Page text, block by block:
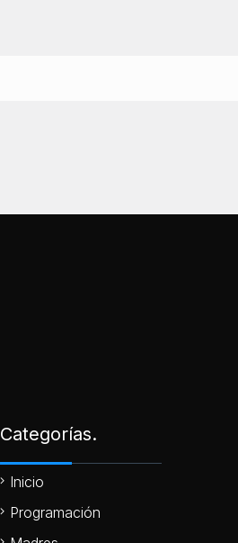
Categorías.
Inicio
Programación